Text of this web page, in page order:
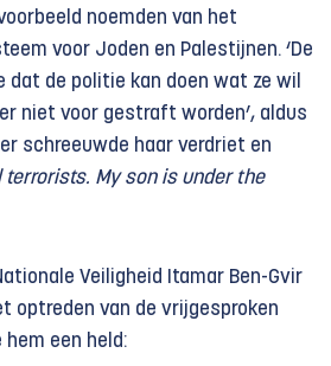
noemden van het
voor Joden en Palestijnen. ‘De
de politie kan doen wat ze wil
niet voor gestraft worden’, aldus
schreeuwde haar verdriet en
terrorists. My son is under the
Veiligheid Itamar Ben-Gvir
optreden van de vrijgesproken
een held: